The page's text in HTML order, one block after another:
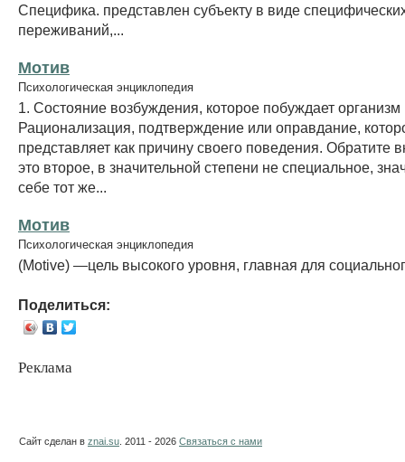
Специфика. представлен субъекту в виде
переживаний,...
Мотив
Психологическая энциклопедия
1. Состояние возбуждения, которое побуждает организм
Рационализация, подтверждение или оправдание,
представляет как причину своего поведения. Обратите
это второе, в значительной степени не специальное,
себе тот же...
Мотив
Психологическая энциклопедия
(Motive) —цель высокого уровня, главная для
Поделиться:
Реклама
Сайт сделан в znai.su . 2011 - 2026 Связаться с нами